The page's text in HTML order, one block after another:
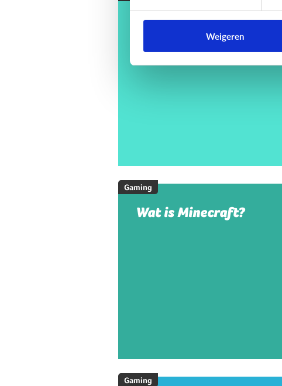
Weigeren
[Checklist]Hoe kies ik
een game voor mijn
kind?
Gaming
Wat is Minecraft?
Gaming